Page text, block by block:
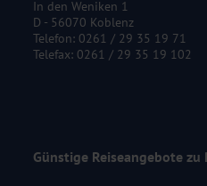
In den Weniken 1
D - 56070 Koblenz
Telefon: 0261 / 29 35 19 71
Telefax: 0261 / 29 35 19 102
Günstige Reiseangebote